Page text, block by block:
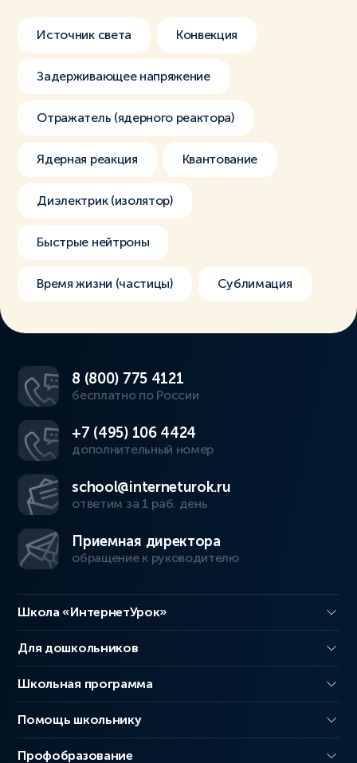
Источник света Конвекция
Задерживающее напряжение
Отражатель (ядерного реактора)
Ядерная реакция Квантование
Диэлектрик (изолятор)
Быстрые нейтроны
Время жизни (частицы) Сублимация
8 (800) 775 4121
бесплатно по России
+7 (495) 106 4424
дополнительный номер
school@interneturok.ru
ответим за 1 раб. день
Приемная директора
обращение к руководителю
Школа «ИнтернетУрок»
Для дошкольников
Школьная программа
Помощь школьнику
Профобразование